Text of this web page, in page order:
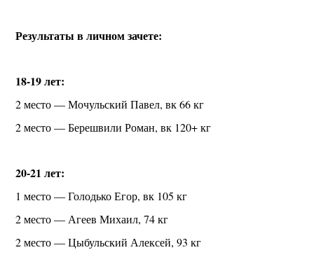
Результаты в личном зачете:
18-19 лет:
2 место — Мочульский Павел, вк 66 кг
2 место — Берешвили Роман, вк 120+ кг
20-21 лет:
1 место — Голодько Егор, вк 105 кг
2 место — Агеев Михаил, 74 кг
2 место — Цыбульский Алексей, 93 кг